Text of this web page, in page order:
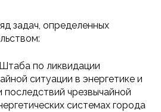
задач, определенных
по ликвидации
ситуации в энергетике и
чрезвычайной
системах города